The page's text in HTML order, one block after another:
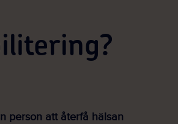
person att återfå hälsan